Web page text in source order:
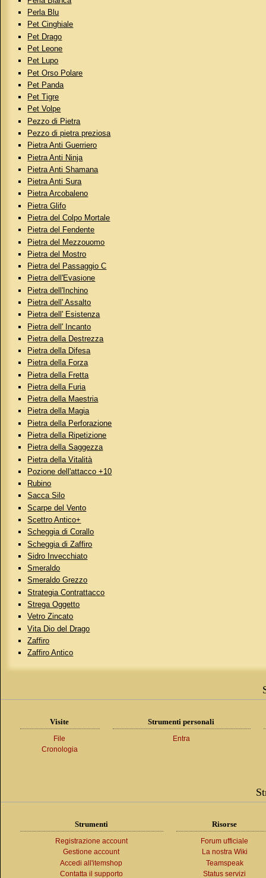
Perla Blu
Pet Cinghiale
Pet Drago
Pet Leone
Pet Lupo
Pet Orso Polare
Pet Panda
Pet Tigre
Pet Volpe
Pezzo di Pietra
Pezzo di pietra preziosa
Pietra Anti Guerriero
Pietra Anti Ninja
Pietra Anti Shamana
Pietra Anti Sura
Pietra Arcobaleno
Pietra Glifo
Pietra del Colpo Mortale
Pietra del Fendente
Pietra del Mezzouomo
Pietra del Mostro
Pietra del Passaggio C
Pietra dell'Evasione
Pietra dell'Inchino
Pietra dell' Assalto
Pietra dell' Esistenza
Pietra dell' Incanto
Pietra della Destrezza
Pietra della Difesa
Pietra della Forza
Pietra della Fretta
Pietra della Furia
Pietra della Maestria
Pietra della Magia
Pietra della Perforazione
Pietra della Ripetizione
Pietra della Saggezza
Pietra della Vitalità
Pozione dell'attacco +10
Rubino
Sacca Silo
Scarpe del Vento
Scettro Antico+
Scheggia di Corallo
Scheggia di Zaffiro
Sidro Invecchiato
Smeraldo
Smeraldo Grezzo
Strategia Contrattacco
Strega Oggetto
Vetro Zincato
Vita Dio del Drago
Zaffiro
Zaffiro Antico
Visite
File
Cronologia
Strumenti personali
Entra
Strumenti
Registrazione account
Gestione account
Accedi all'itemshop
Contatta il supporto
Risorse
Forum ufficiale
La nostra Wiki
Teamspeak
Status servizi